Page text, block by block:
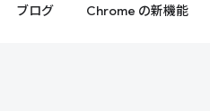
ブログ Chrome の新機能